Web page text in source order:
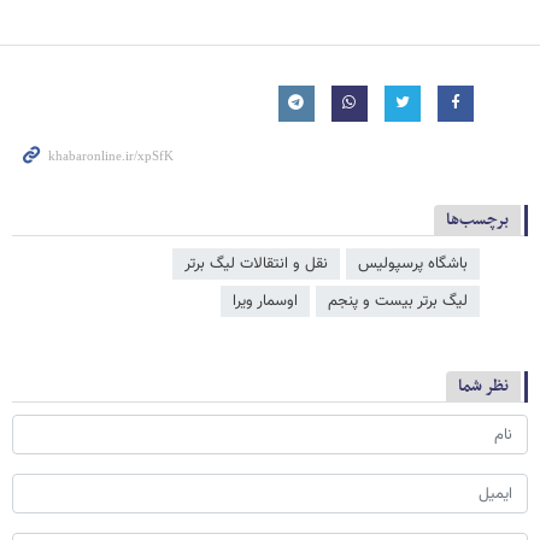
برچسب‌ها
باشگاه پرسپولیس
نقل و انتقالات لیگ برتر
لیگ برتر بیست و پنجم
اوسمار ویرا
نظر شما